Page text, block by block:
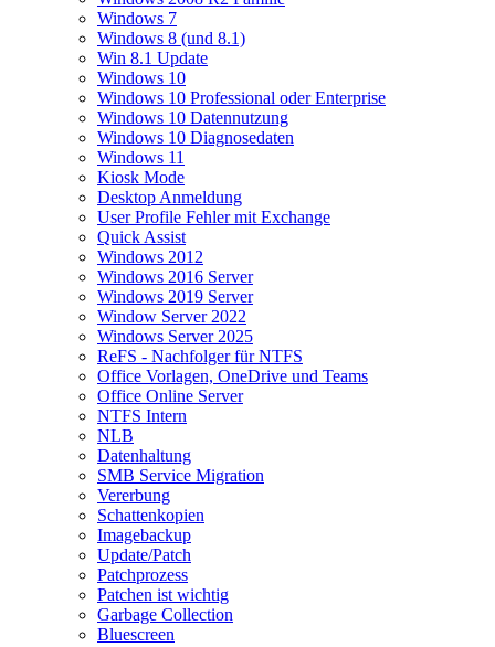
Windows 7
Windows 8 (und 8.1)
Win 8.1 Update
Windows 10
Windows 10 Professional oder Enterprise
Windows 10 Datennutzung
Windows 10 Diagnosedaten
Windows 11
Kiosk Mode
Desktop Anmeldung
User Profile Fehler mit Exchange
Quick Assist
Windows 2012
Windows 2016 Server
Windows 2019 Server
Window Server 2022
Windows Server 2025
ReFS - Nachfolger für NTFS
Office Vorlagen, OneDrive und Teams
Office Online Server
NTFS Intern
NLB
Datenhaltung
SMB Service Migration
Vererbung
Schattenkopien
Imagebackup
Update/Patch
Patchprozess
Patchen ist wichtig
Garbage Collection
Bluescreen